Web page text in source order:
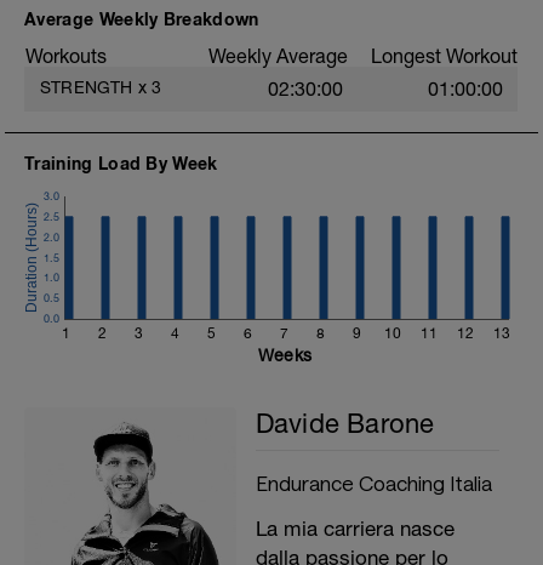
F2: Plank Laterale con Abduzione - DB
F4: Crab Walk - DB
Average Weekly Breakdown
Workouts Weekly Average Longest Workout
STRENGTH x 3 02:30:00 01:00:00
Training Load By Week
1 2 3 4 5 6 7 8 9 10 11 12 13
0.0
0.5
1.0
1.5
2.0
2.5
3.0
Weeks
Davide Barone
Endurance Coaching Italia
La mia carriera nasce
dalla passione per lo